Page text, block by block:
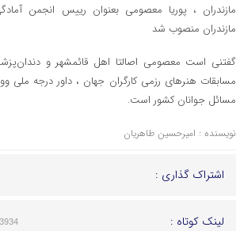
مازندران ، پوریا معصومی بعنوان رییس انجمن
مازندران منصوب شد
مسابقات هنرهای رزمی کارگران جهان ، داور درجه ملی
مسائل جوانان کشور است.
نویسنده : امیرحسین طاهریان
اشتراک گذاری :
لینک کوتاه :